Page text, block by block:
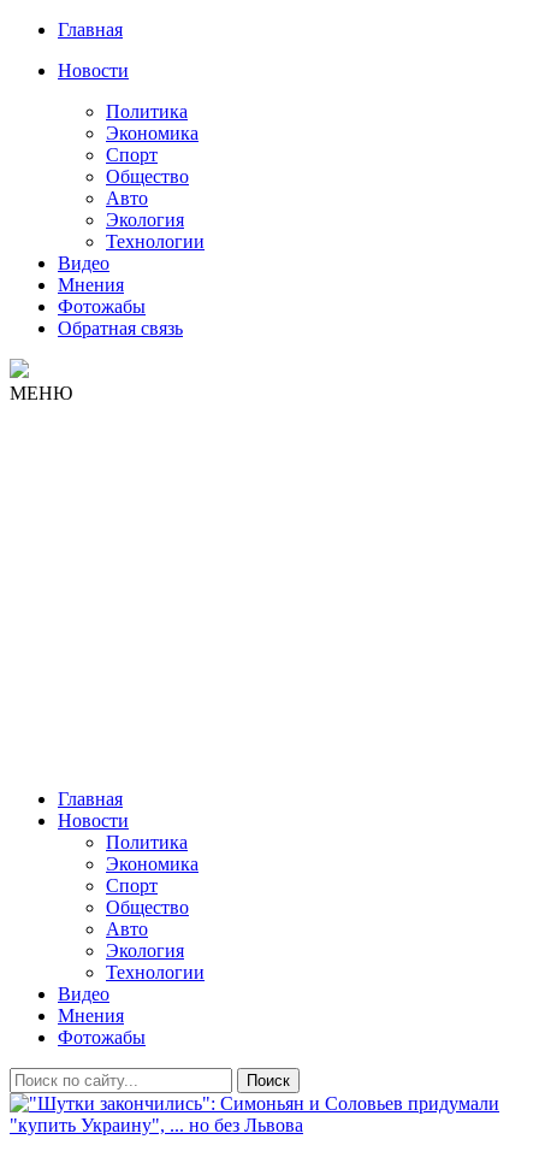
Главная
Новости
Политика
Экономика
Спорт
Общество
Авто
Экология
Технологии
Видео
Мнения
Фотожабы
Обратная связь
МЕНЮ
Главная
Новости
Политика
Экономика
Спорт
Общество
Авто
Экология
Технологии
Видео
Мнения
Фотожабы
Поиск